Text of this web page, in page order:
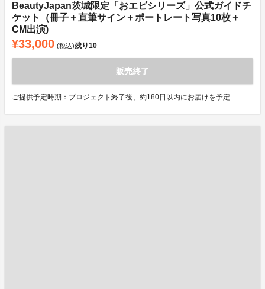
BeautyJapan茨城限定「おエビシリーズ」公式ガイドチ
ケット（冊子＋直筆サイン＋ポートレート写真10枚＋
CM出演)
¥33,000 (税込)残り10
販売終了
ご提供予定時期：プロジェクト終了後、約180日以内にお届けを予定